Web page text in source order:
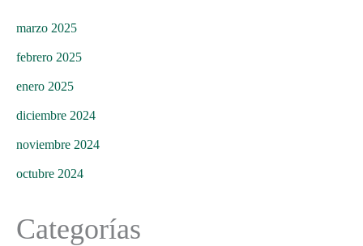
marzo 2025
febrero 2025
enero 2025
diciembre 2024
noviembre 2024
octubre 2024
Categorías